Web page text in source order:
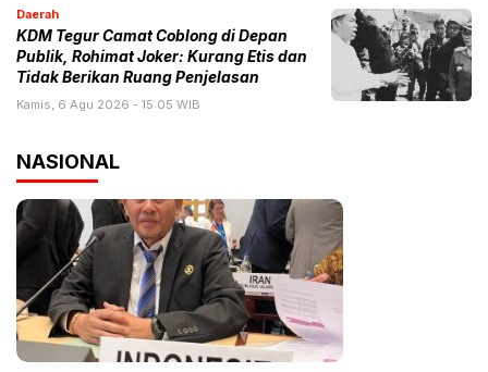
Daerah
KDM Tegur Camat Coblong di Depan
Publik, Rohimat Joker: Kurang Etis dan
Tidak Berikan Ruang Penjelasan
Kamis, 6 Agu 2026 - 15:05 WIB
NASIONAL